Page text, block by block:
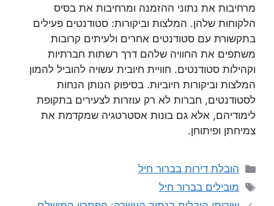
מרחיבות את נתוני ההזמנה ומרחיבות את בסיס
הלקוחות שלהן. המלצות וביקורות: סטודנטים פעילים
בתקשורת עם סטודנטים אחרים ולעיתים קרובות
משתפים את החוויה שלהם דרך רשתות חברתיות
וקהילות סטודנטים. חוויית חיובית עשויה להוביל להמון
המלצות וביקורות חיוביות. בסיפוק הנותן הנחות
לסטודנטים, חברות לא רק עוזרות לצעירים בתקופת
לימודיהם, אלא גם בונות אסטרטגיה שמקדמת את
צמיחתן ופיתוחן.
קטגוריות
הובלת דירות בברור חיל
תגיות
מובילים בברור חיל